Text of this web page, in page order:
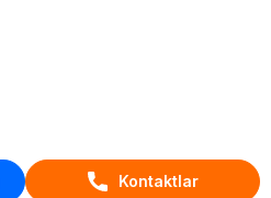
Kontaktlar